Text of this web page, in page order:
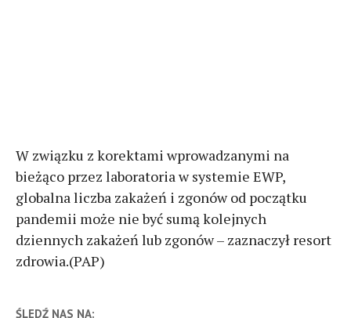
W związku z korektami wprowadzanymi na
bieżąco przez laboratoria w systemie EWP,
globalna liczba zakażeń i zgonów od początku
pandemii może nie być sumą kolejnych
dziennych zakażeń lub zgonów – zaznaczył resort
zdrowia.(PAP)
ŚLEDŹ NAS NA: